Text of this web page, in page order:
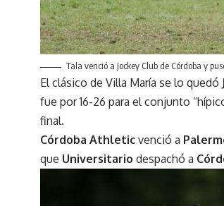
Tala venció a Jockey Club de Córdoba y
El clásico de Villa María se lo quedó
fue por 16-26 para el conjunto
final.
Córdoba Athletic venció a
que Universitario despachó a